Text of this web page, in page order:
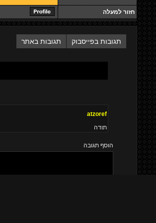
חזור למעלה
תגובות בפייסבוק תגובות באתר
atzoref
תודה
הוסף תגובה